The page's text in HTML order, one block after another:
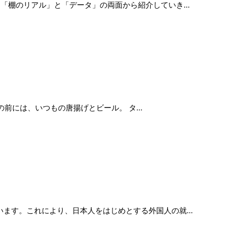
棚のリアル」と「データ」の両面から紹介していき...
には、いつもの唐揚げとビール。 タ...
す。これにより、日本人をはじめとする外国人の就...